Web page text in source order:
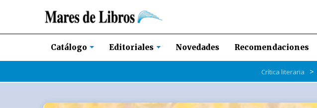
Catálogo Editoriales Novedades Recomendaciones
Crítica literaria >